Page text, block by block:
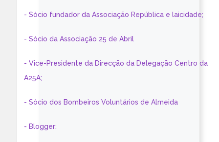
- Sócio fundador da Associação República e laicidade;
- Sócio da Associação 25 de Abril
- Vice-Presidente da Direcção da Delegação Centro da
A25A;
- Sócio dos Bombeiros Voluntários de Almeida
- Blogger: